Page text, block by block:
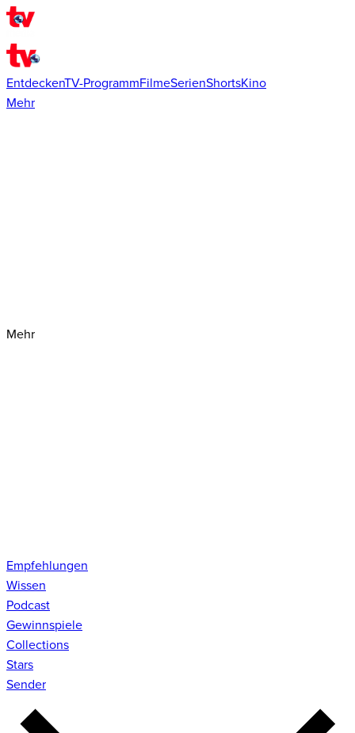
EntdeckenTV-ProgrammFilmeSerienShortsKino
Mehr
Mehr
Empfehlungen
Wissen
Podcast
Gewinnspiele
Collections
Stars
Sender